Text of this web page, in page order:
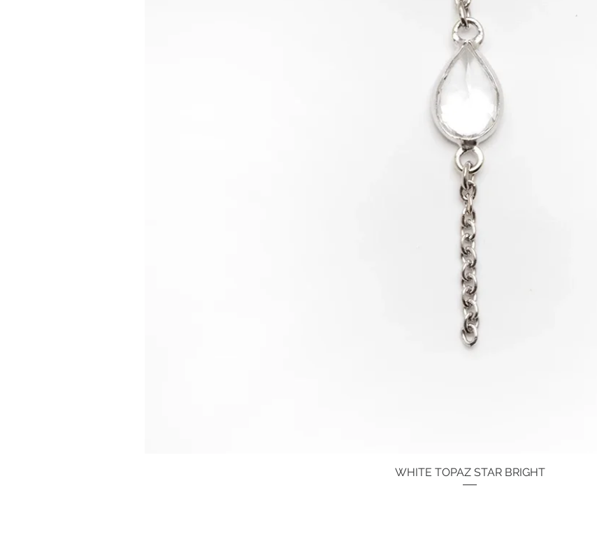
Schnellansicht
WHITE TOPAZ STAR BRIGHT